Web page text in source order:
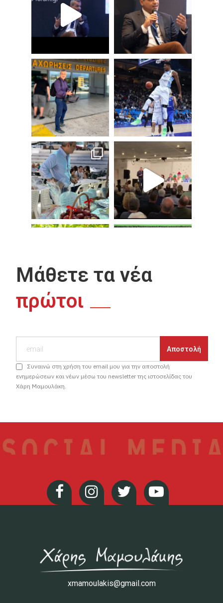
Μάθετε τα νέα
πρώτοι
Συναινώ στη χρήση του email μου για την αποστολή
ενημερώσεων και νέων μέσω του newsletter της ιστοσελίδας του
Χάρη Μαμουλάκη.
xmamoulakis@gmail.com